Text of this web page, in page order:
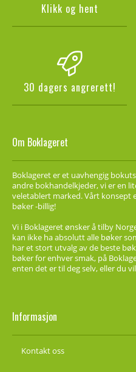
Klikk og hent
30 dagers angrerett!
Om Boklageret
Boklageret er et uavhengig
andre bokhandelkjeder, vi er en
veletablert marked. Vårt konsept
bøker -billig!
Vi i Boklageret ønsker å tilby
kan ikke ha absolutt alle bøker
har et stort utvalg av de beste
bøker for enhver smak, på
enten det er til deg selv, eller du
Informasjon
Kontakt oss